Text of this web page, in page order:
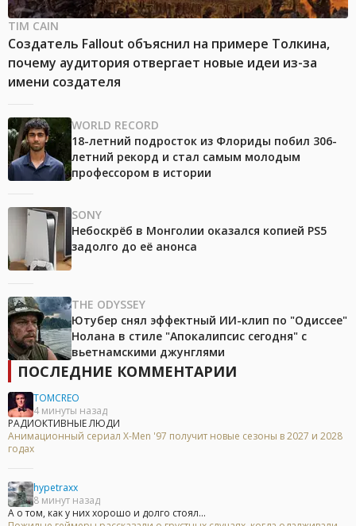
TIM CAIN
Создатель Fallout объяснил на примере Толкина,
почему аудитория отвергает новые идеи из-за
имени создателя
WORLD RECORD
18-летний подросток из Флориды побил 306-
летний рекорд и стал самым молодым
профессором в истории
SONY
Небоскрёб в Монголии оказался копией PS5
задолго до её анонса
THE ODYSSEY
Ютубер снял эффектный ИИ-клип по "Одиссее"
Нолана в стиле "Апокалипсис сегодня" с
вьетнамскими джунглями
ПОСЛЕДНИЕ КОММЕНТАРИИ
TOMCREO
4 минуты назад
РАДИОКТИВНЫЕ ЛЮДИ
Анимационный сериал X-Men '97 получит новые сезоны в 2027 и 2028
годах
hypetraxx
8 минут назад
А о том, как у них хорошо и долго стоял...